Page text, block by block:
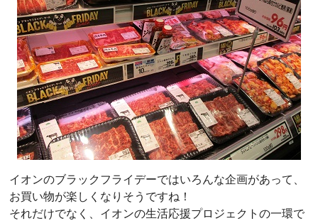
イオンのブラックフライデーではいろんな企画があって、
お買い物が楽しくなりそうですね！
それだけでなく、イオンの生活応援プロジェクトの一環で